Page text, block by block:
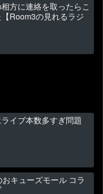
方に連絡を取ったらこ
Room3の見れるラジ
イブ本数多すぎ問題
キューズモール コラ